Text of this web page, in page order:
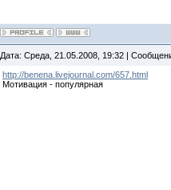
Дата: Среда, 21.05.2008, 19:32 |
http://benena.livejournal.com/657.html
Мотивация - популярная